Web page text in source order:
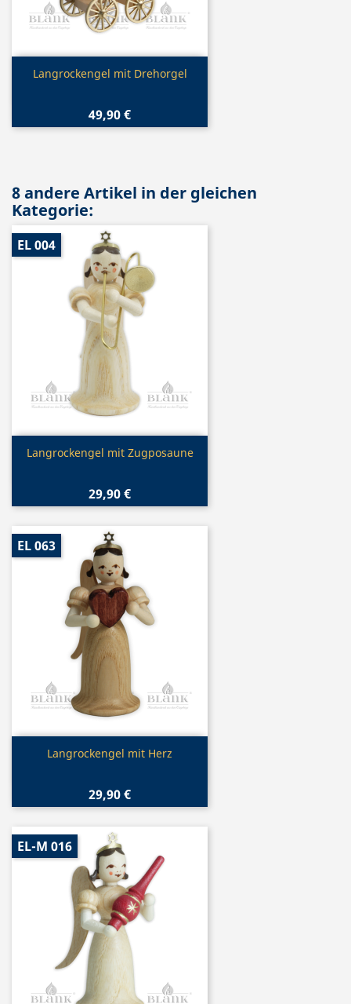
Vorschau
Langrockengel mit Drehorgel
49,90 €
8 andere Artikel in der gleichen
Kategorie:
Vorschau
Langrockengel mit Zugposaune
29,90 €
EL 004
Vorschau
Langrockengel mit Herz
29,90 €
EL 063
EL-M 016